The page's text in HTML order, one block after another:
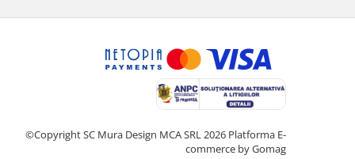
©Copyright SC Mura Design MCA SRL 2026 Platforma E-
commerce by Gomag